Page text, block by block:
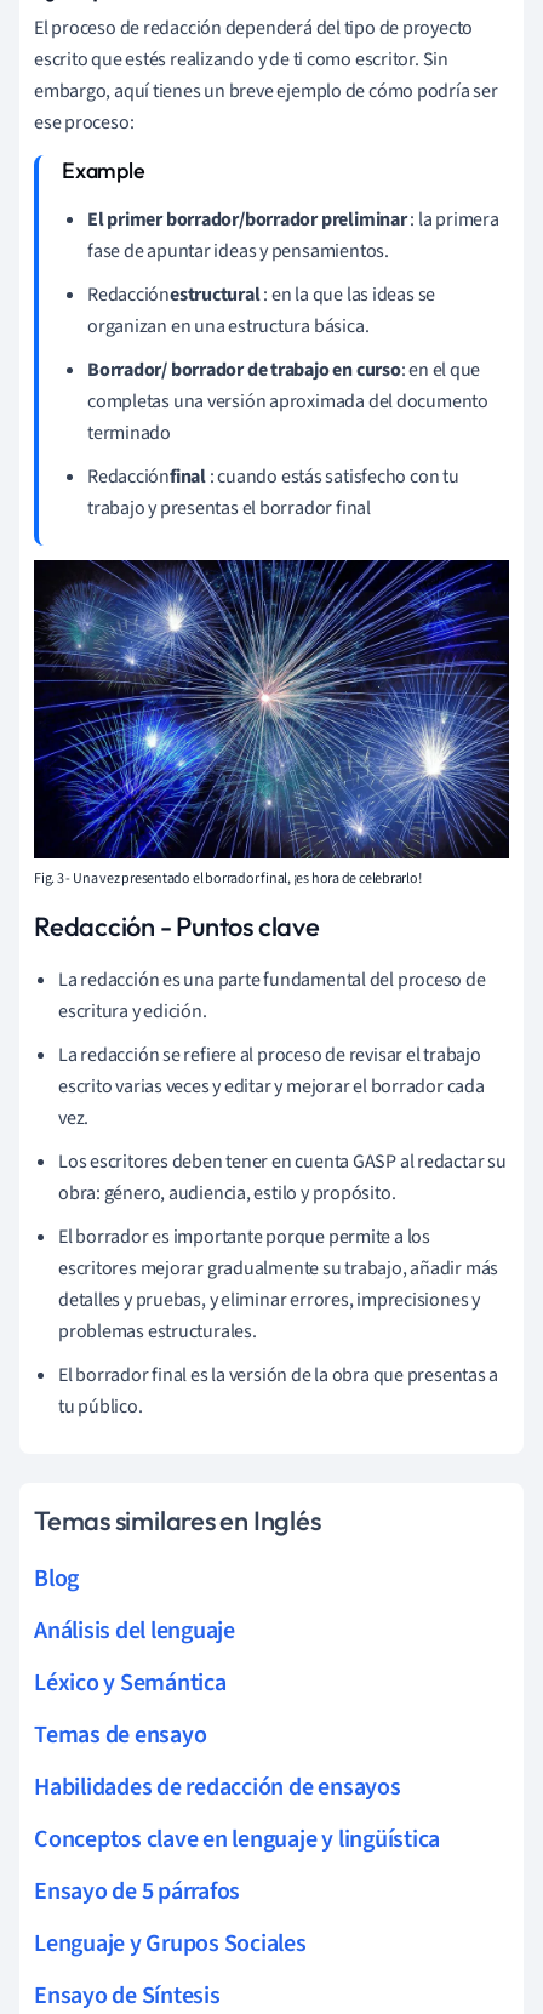
El proceso de redacción dependerá del tipo de proyecto
escrito que estés realizando y de ti como escritor. Sin
embargo, aquí tienes un breve ejemplo de cómo podría ser
ese proceso:
El primer borrador/borrador preliminar: la primera
fase de apuntar ideas y pensamientos.
Redacciónestructural: en la que las ideas se
organizan en una estructura básica.
Borrador/ borrador de trabajo en curso: en el que
completas una versión aproximada del documento
terminado
Redacciónfinal: cuando estás satisfecho con tu
trabajo y presentas el borrador final
Fig. 3 - Una vez presentado el borrador final, ¡es hora de celebrarlo!
Redacción - Puntos clave
La redacción es una parte fundamental del proceso de
escritura y edición.
La redacción se refiere al proceso de revisar el trabajo
escrito varias veces y editar y mejorar el borrador cada
vez.
Los escritores deben tener en cuenta GASP al redactar su
obra: género, audiencia, estilo y propósito.
El borrador es importante porque permite a los
escritores mejorar gradualmente su trabajo, añadir más
detalles y pruebas, y eliminar errores, imprecisiones y
problemas estructurales.
El borrador final es la versión de la obra que presentas a
tu público.
Temas similares en Inglés
Blog
Análisis del lenguaje
Léxico y Semántica
Temas de ensayo
Habilidades de redacción de ensayos
Conceptos clave en lenguaje y lingüística
Ensayo de 5 párrafos
Lenguaje y Grupos Sociales
Ensayo de Síntesis